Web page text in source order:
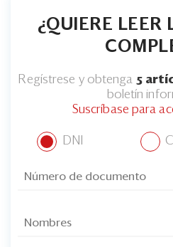
¿QUIERE LEER
Regístrese y obtenga 5
boletín
Suscríbase para
DNI